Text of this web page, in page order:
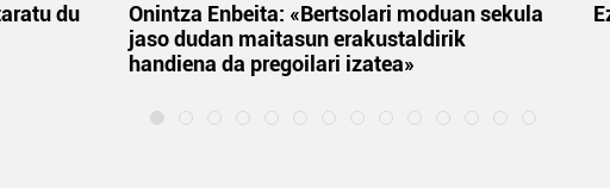
du
Onintza Enbeita: «Bertsolari moduan sekula
jaso dudan maitasun erakustaldirik
handiena da pregoilari izatea»